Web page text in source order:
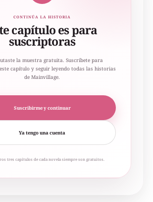
CONTINÚA LA HISTORIA
capítulo es para
suscriptoras
la muestra gratuita. Suscríbete para
capítulo y seguir leyendo todas las historias
de Mainvillage.
Suscribirme y continuar
Ya tengo una cuenta
tres capítulos de cada novela siempre son gratuitos.